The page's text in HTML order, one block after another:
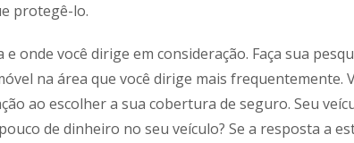
protegê-lo.
e onde você dirige em consideração. Faça sua
na área que você dirige mais frequentemente.
ao escolher a sua cobertura de seguro. Seu
de dinheiro no seu veículo? Se a resposta a